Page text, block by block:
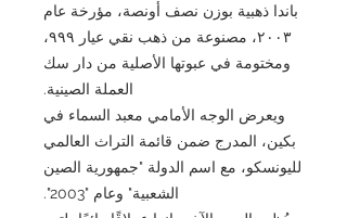
باندا ذهبية بوزن نصف أونصة، مؤرخة عام
٢٠٠٣، مصنوعة من ذهب نقي عيار ٩٩٩،
ومختومة في عبوتها الأصلية من دار سك
العملة الصينية.
ويعرض الوجه الأمامي معبد السماء في
بكين، المدرج ضمن قائمة التراث العالمي
لليونسكو، مع اسم الدولة "جمهورية الصين
الشعبية" وعام "2003".